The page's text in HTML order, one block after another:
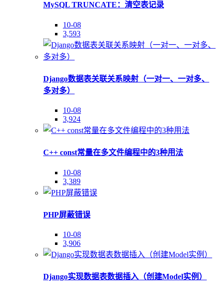
MySQL TRUNCATE：清空表记录
10-08
3,593
Django数据表关联关系映射（一对一、一对多、
多对多）
10-08
3,924
C++ const常量在多文件编程中的3种用法
10-08
3,389
PHP屏蔽错误
10-08
3,906
Django实现数据表数据插入（创建Model实例）